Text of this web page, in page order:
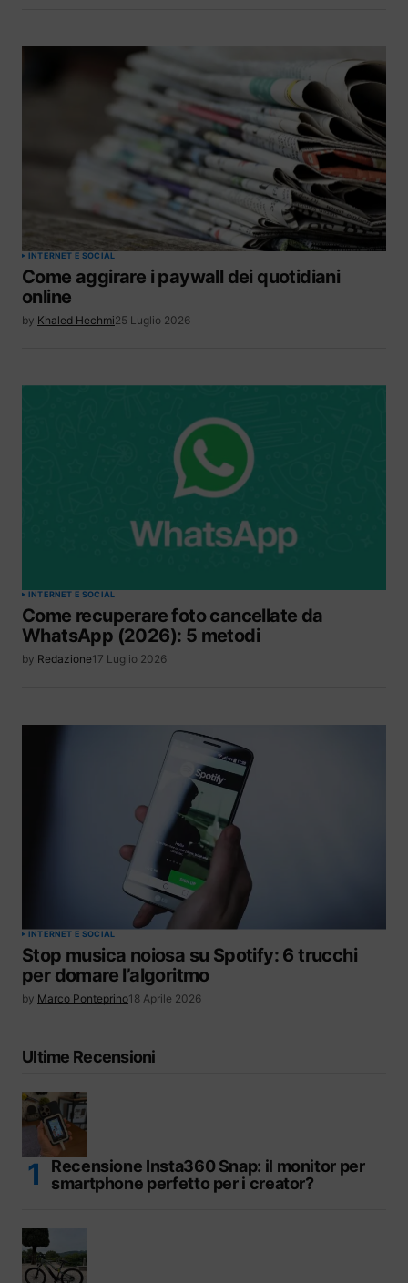
INTERNET E SOCIAL
Come aggirare i paywall dei quotidiani
online
by Khaled Hechmi25 Luglio 2026
INTERNET E SOCIAL
Come recuperare foto cancellate da
WhatsApp (2026): 5 metodi
by Redazione17 Luglio 2026
INTERNET E SOCIAL
Stop musica noiosa su Spotify: 6 trucchi
per domare l’algoritmo
by Marco Ponteprino18 Aprile 2026
Ultime Recensioni
Recensione Insta360 Snap: il monitor per
smartphone perfetto per i creator?